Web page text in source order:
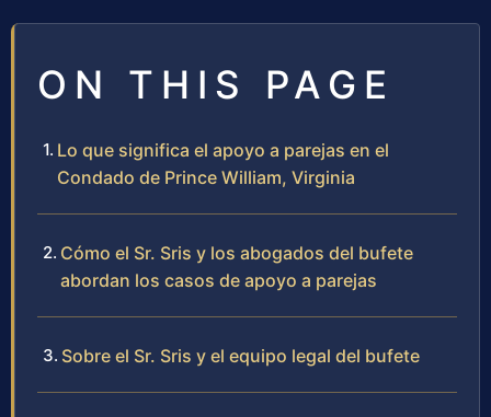
ON THIS PAGE
Lo que significa el apoyo a parejas en el
Condado de Prince William, Virginia
Cómo el Sr. Sris y los abogados del bufete
abordan los casos de apoyo a parejas
Sobre el Sr. Sris y el equipo legal del bufete